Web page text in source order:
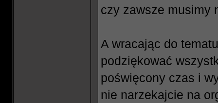
czy zawsze musimy
A wracając do
podziękować
poświęcony czas i
nie narzekajcie na